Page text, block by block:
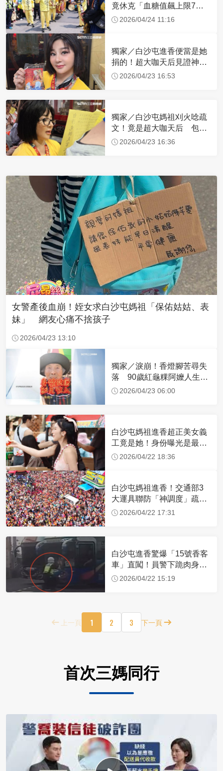
竟休克「血糖值飆上限7
倍」 醫曝原因
2026/04/24 11:16
獨家／白沙屯進香便當是她
捐的！超大咖天后見證神
蹟 一靠近媽祖就爆哭
2026/04/23 16:53
獨家／白沙屯媽祖刈火唸疏
文！竟是超大咖天后 包尿
布忍尿5小時不喊累
2026/04/23 16:36
女警產後血崩！姪女求白沙屯媽祖「保佑姑姑、表
妹」 網友心痛不捨孩子
2026/04/23 13:10
獨家／淚崩！香燈腳苦尋失
落 90歲紅龜粿阿嬤人生謝
幕2026/04/23 06:00
白沙屯媽祖進香超正美女義
工竟是她！身份曝光是最美
禮生 一輩子不結婚
2026/04/22 18:36
白沙屯媽祖進香！交通部3
大運具聯防「神調度」疏運
32.1萬創新高
2026/04/22 17:31
白沙屯進香驚爆「15號香客
車」直闖！員警下跪肉身擋
車：讓行人先過
2026/04/22 15:19
上一頁 1 2 3 下一頁
首次三媽同行